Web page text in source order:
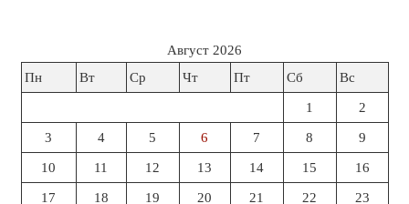
Август 2026
Пн
Вт Ср Чт Пт Сб Вс
1 2
3 4 5 6 7 8 9
10 11 12 13 14 15 16
17 18 19 20 21 22 23